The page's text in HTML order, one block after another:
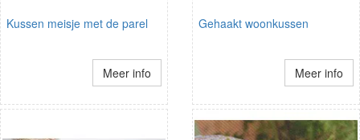
Kussen meisje met de parel
Meer info
Gehaakt woonkussen
Meer info